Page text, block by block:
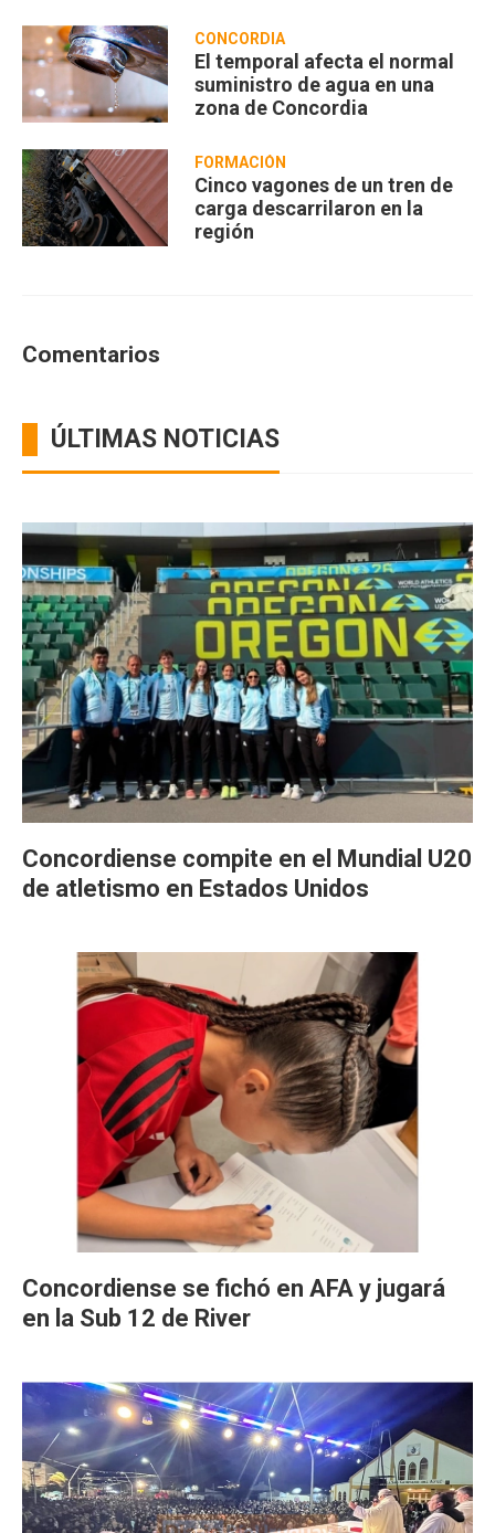
CONCORDIA
El temporal afecta el normal
suministro de agua en una
zona de Concordia
FORMACIÓN
Cinco vagones de un tren de
carga descarrilaron en la
región
Comentarios
ÚLTIMAS NOTICIAS
Concordiense compite en el Mundial U20
de atletismo en Estados Unidos
Concordiense se fichó en AFA y jugará
en la Sub 12 de River